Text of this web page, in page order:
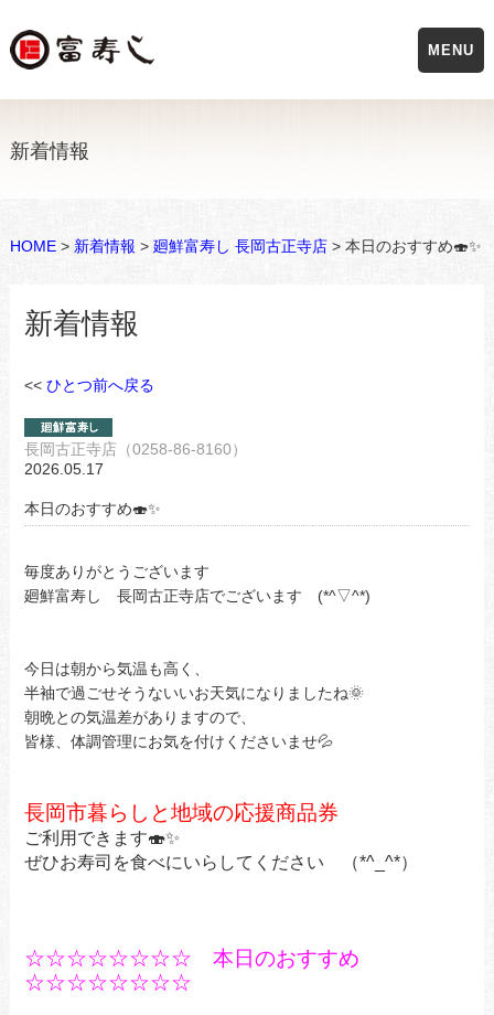
新着情報
HOME> 新着情報 > 廻鮮富寿し 長岡古正寺店> 本日のおすすめ🍣✨
新着情報
<< ひとつ前へ戻る
長岡古正寺店（0258-86-8160）
2026.05.17
本日のおすすめ🍣✨
毎度ありがとうございます
廻鮮富寿し 長岡古正寺店でございます (*^▽^*)
今日は朝から気温も高く、
半袖で過ごせそうないいお天気になりましたね🌞
朝晩との気温差がありますので、
皆様、体調管理にお気を付けくださいませ💦
長岡市暮らしと地域の応援商品券
ご利用できます🍣✨
ぜひお寿司を食べにいらしてください （*^_^*）
☆☆☆☆☆☆☆☆ 本日のおすすめ
☆☆☆☆☆☆☆☆
MENU